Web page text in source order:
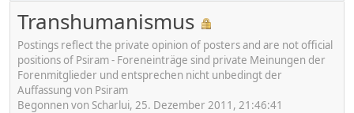
Transhumanismus
Postings reflect the private opinion of posters and are not official
positions of Psiram - Foreneinträge sind private Meinungen der
Forenmitglieder und entsprechen nicht unbedingt der
Auffassung von Psiram
Begonnen von Scharlui, 25. Dezember 2011, 21:46:41